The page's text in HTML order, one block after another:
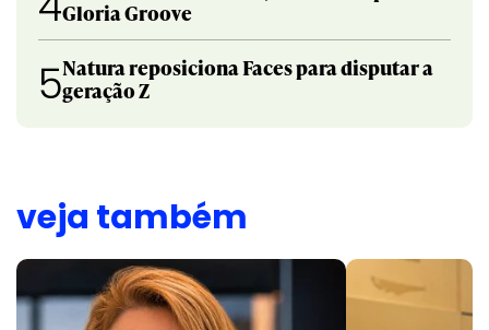
Gloria Groove
5Natura reposiciona Faces para disputar a
geração Z
veja também